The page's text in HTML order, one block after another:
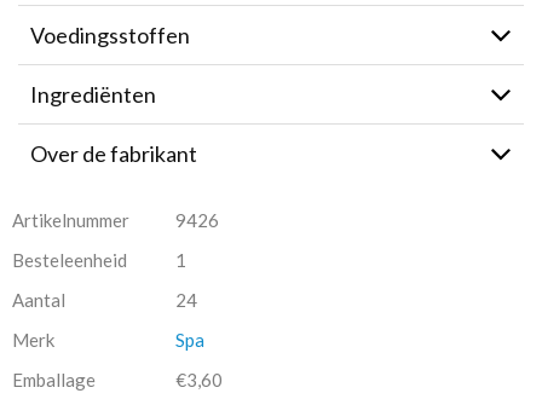
Voedingsstoffen
Ingrediënten
Over de fabrikant
Artikelnummer
9426
Besteleenheid
1
Aantal
24
Merk
Spa
Emballage
€3,60